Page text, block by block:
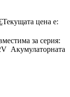
Текущата цена е:
за серия:
Акумулаторната